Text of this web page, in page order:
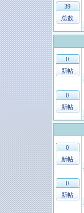
39
总数
0
新帖
0
新帖
0
新帖
0
新帖